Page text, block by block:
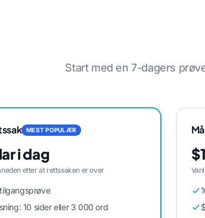
Start med en 7-dagers
MEST POPULÆR
i dag
etter at rettssaken er over
10 sider eller 3 000 ord